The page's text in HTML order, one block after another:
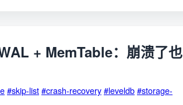
+ MemTable：崩溃了也
#skip-list#crash-recovery#leveldb#storage-